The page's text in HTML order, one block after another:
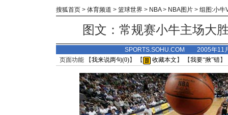
搜狐首页 > 体育频道 > 篮球世界 > NBA> NBA图片 > 组图:小牛
图文：常规赛小牛主场大
SPORTS.SOHU.COM 2005年11
页面功能 【我来说两句(0)】 【 收藏本文 】 【我要“揪”错】